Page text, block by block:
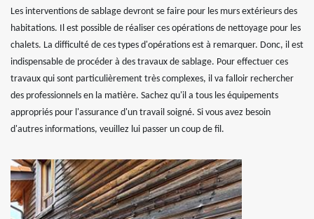
Les interventions de sablage devront se faire pour les murs extérieurs des
habitations. Il est possible de réaliser ces opérations de nettoyage pour les
chalets. La difficulté de ces types d'opérations est à remarquer. Donc, il est
indispensable de procéder à des travaux de sablage. Pour effectuer ces
travaux qui sont particulièrement très complexes, il va falloir rechercher
des professionnels en la matière. Sachez qu'il a tous les équipements
appropriés pour l'assurance d'un travail soigné. Si vous avez besoin
d'autres informations, veuillez lui passer un coup de fil.